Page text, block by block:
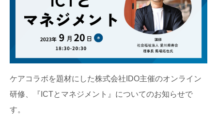
ケアコラボを題材にした株式会社IDO主催のオンライン
研修、『ICTとマネジメント』についてのお知らせで
す。